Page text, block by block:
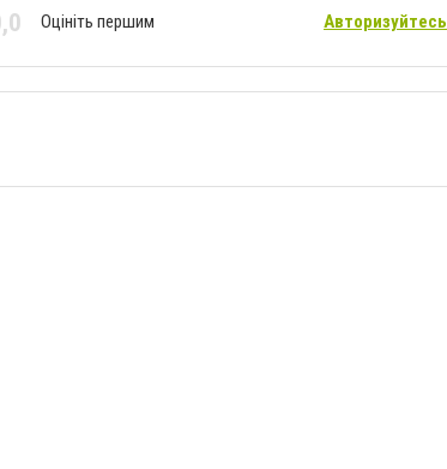
Оцініть першим Авторизуйтесь